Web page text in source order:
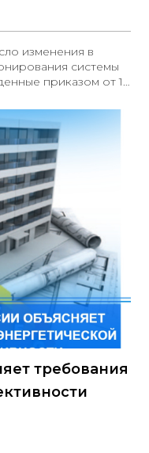
изменения в
системы
приказом от 13
требования